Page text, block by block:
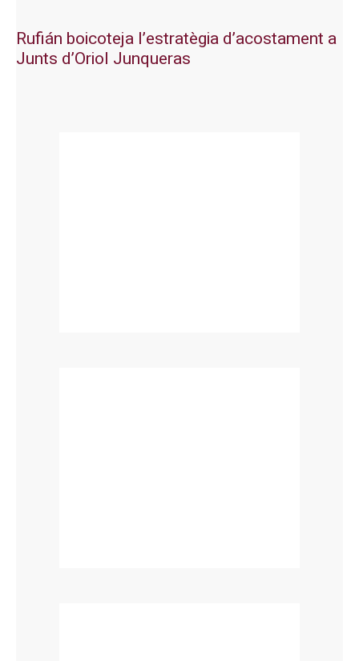
Rufián boicoteja l’estratègia d’acostament a
Junts d’Oriol Junqueras